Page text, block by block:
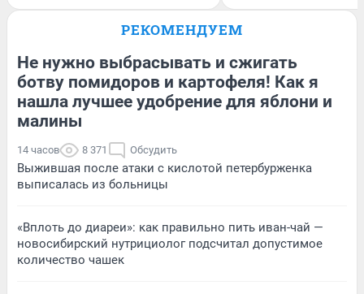
РЕКОМЕНДУЕМ
Не нужно выбрасывать и сжигать
ботву помидоров и картофеля! Как я
нашла лучшее удобрение для яблони и
малины
14 часов 8 371 Обсудить
Выжившая после атаки с кислотой петербурженка
выписалась из больницы
«Вплоть до диареи»: как правильно пить иван-чай —
новосибирский нутрициолог подсчитал допустимое
количество чашек